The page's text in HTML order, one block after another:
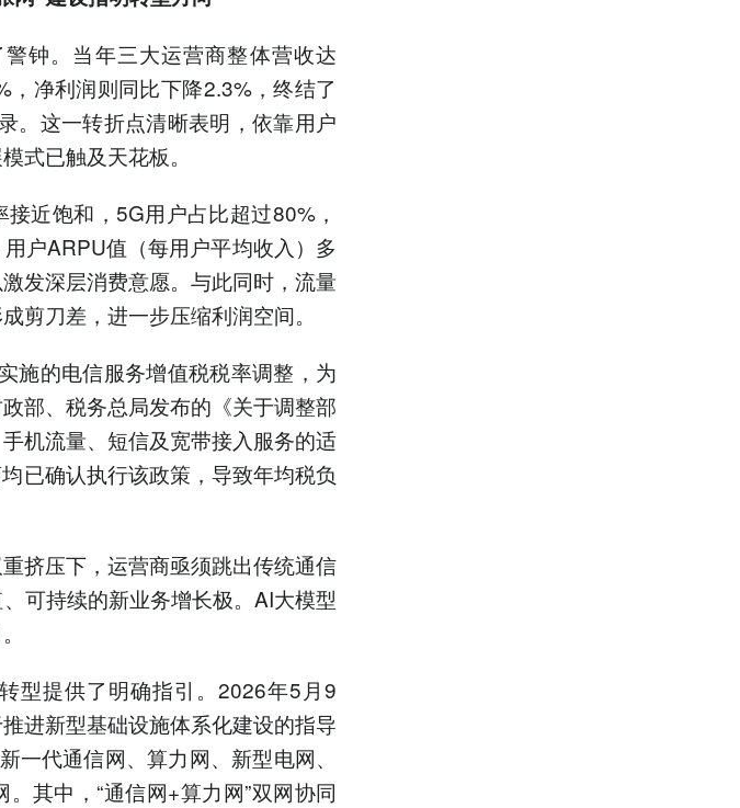
钟。当年三大运营商整体营收达
净利润则同比下降2.3%，终结了
。这一转折点清晰表明，依靠用户
式已触及天花板。
近饱和，5G用户占比超过80%，
户ARPU值（每用户平均收入）多
发深层消费意愿。与此同时，流量
剪刀差，进一步压缩利润空间。
施的电信服务增值税税率调整，为
部、税务总局发布的《关于调整部
机流量、短信及宽带接入服务的适
已确认执行该政策，导致年均税负
挤压下，运营商亟须跳出传统通信
可持续的新业务增长极。AI大模型
型提供了明确指引。2026年5月9
进新型基础设施体系化建设的指导
代通信网、算力网、新型电网、
其中，“通信网+算力网”双网协同